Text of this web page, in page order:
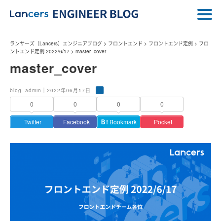
ランサーズ（Lancers）エンジニアブログ > フロントエンド > フロントエンド定例 > フロ
ントエンド定例 2022/6/17 > master_cover
master_cover
blog_admin｜2022年06月17日
0
Twitter
0
Facebook
0
Ｂ! Bookmark
0
Pocket